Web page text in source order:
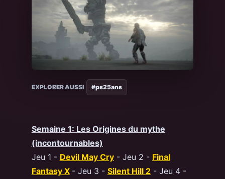
EXPLORER AUSSI #ps25ans
Semaine 1: Les Origines du mythe
(incontournables)
Jeu 1 - Devil May Cry- Jeu 2 - Final
Fantasy X - Jeu 3 - Silent Hill 2- Jeu 4 -